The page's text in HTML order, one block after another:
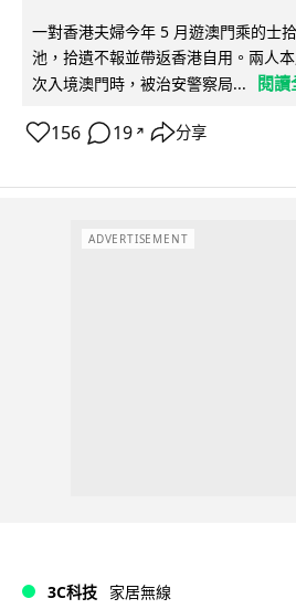
一對香港夫婦今年 5 月遊澳門乘的士
池，拾遺不報並帶返香港自用。兩人
次入境澳門時，被治安警察局...
閱讀
156 19 ↗ 分享
ADVERTISEMENT
3C科技 家居無線